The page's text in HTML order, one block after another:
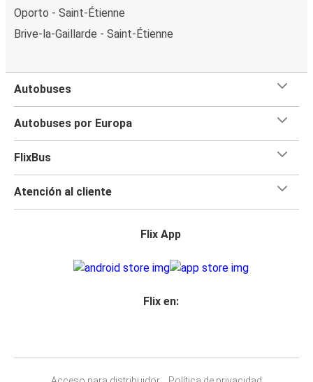
Oporto - Saint-Étienne
Brive-la-Gaillarde - Saint-Étienne
Autobuses
Autobuses por Europa
FlixBus
Atención al cliente
Flix App
Flix en: